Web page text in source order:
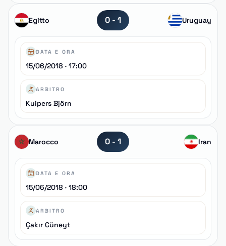
Egitto 0 - 1 Uruguay
DATA E ORA
15/06/2018 · 17:00
ARBITRO
Kuipers Björn
Marocco 0 - 1 Iran
DATA E ORA
15/06/2018 · 18:00
ARBITRO
Çakır Cüneyt